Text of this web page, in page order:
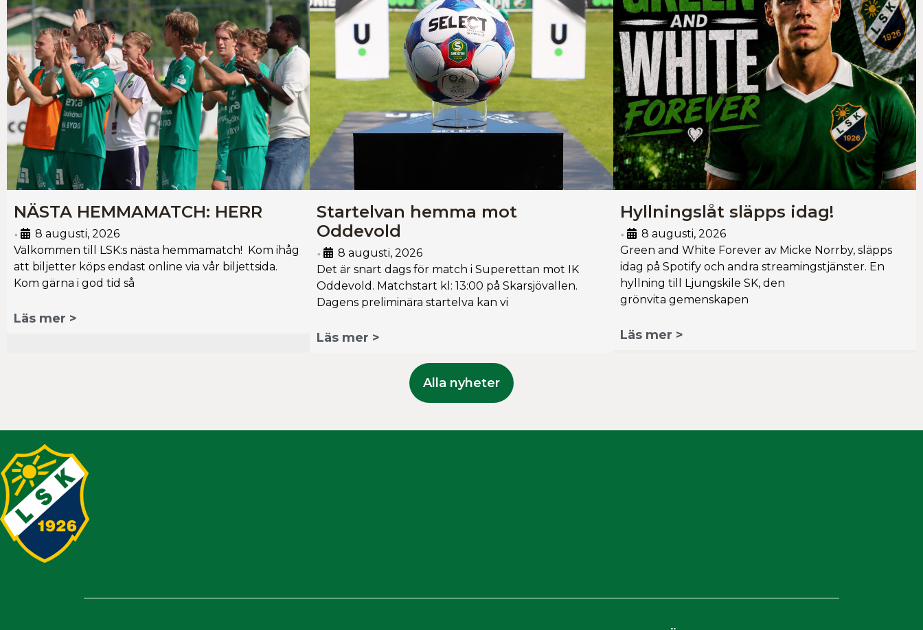
NÄSTA HEMMAMATCH: HERR
•
8 augusti, 2026
Välkommen till LSK:s nästa hemmamatch! Kom ihåg
att biljetter köps endast online via vår biljettsida.
Kom gärna i god tid så
Läs mer >
Startelvan hemma mot
Oddevold
•
8 augusti, 2026
Det är snart dags för match i Superettan mot IK
Oddevold. Matchstart kl: 13:00 på Skarsjövallen.
Dagens preliminära startelva kan vi
Läs mer >
Hyllningslåt släpps idag!
•
8 augusti, 2026
Green and White Forever av Micke Norrby, släpps
idag på Spotify och andra streamingstjänster. En
hyllning till Ljungskile SK, den
grönvita gemenskapen
Läs mer >
Alla nyheter